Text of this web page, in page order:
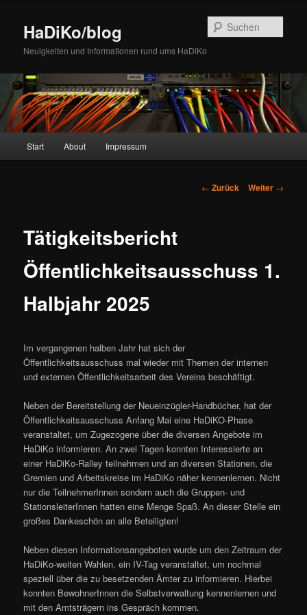
wechselnHaDiKo/blog
Neuigkeiten und Informationen rund ums HaDiKo
Start About Impressum
Beitrags-
← Zurück Weiter →
Tätigkeitsbericht
Öffentlichkeitsausschuss 1.
Halbjahr 2025
Im vergangenen halben Jahr hat sich der
Öffentlichkeitsausschuss mal wieder mit Themen der internen
und externen Öffentlichkeitsarbeit des Vereins beschäftigt.
Neben der Bereitstellung der Neueinzügler-Handbücher, hat der
Öffentlichkeitsausschuss Anfang Mai eine HaDiKO-Phase
veranstaltet, um Zugezogene über die diversen Angebote im
HaDiKo informieren. An zwei Tagen konnten Interessierte an
einer HaDiKo-Ralley teilnehmen und an diversen Stationen, die
Gremien und Arbeitskreise im HaDiKo näher kennenlernen. Nicht
nur die TeilnehmerInnen sondern auch die Gruppen- und
StationsleiterInnen hatten eine Menge Spaß. An dieser Stelle ein
großes Dankeschön an alle Beteiligten!
Neben diesen Informationsangeboten wurde um den Zeitraum der
HaDiKo-weiten Wahlen, ein IV-Tag veranstaltet, um nochmal
speziell über die zu besetzenden Ämter zu informieren. Hierbei
konnten BewohnerInnen die Selbstverwaltung kennenlernen und
mit den Amtsträgern ins Gespräch kommen.